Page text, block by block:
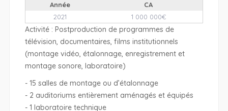
Année
CA
2021
1 000 000€
Activité : Postproduction de programmes de
télévision, documentaires, films institutionnels
(montage vidéo, étalonnage, enregistrement et
montage sonore, laboratoire)
- 15 salles de montage ou d’étalonnage
- 2 auditoriums entièrement aménagés et équipés
- 1 laboratoire technique